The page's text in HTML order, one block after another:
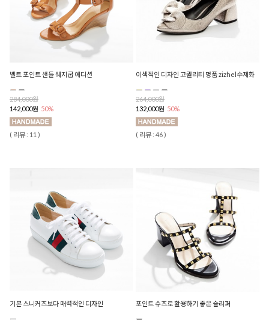
벨트 포인트 샌들 웨지굽 에디션
284,000원
142,000원 50%
( 리뷰 : 11 )
이색적인 디자인 고퀄리티 명품 zizhel수제화
264,000원
132,000원 50%
( 리뷰 : 46 )
기본 스니커즈보다 매력적인 디자인 포인트 슈즈로 활용하기 좋은 슬리퍼